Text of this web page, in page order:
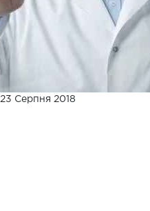
23 Серпня 2018